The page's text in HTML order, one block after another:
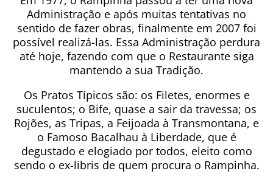
Administração e após muitas tentativas no
sentido de fazer obras, finalmente em 2007 foi
possível realizá-las. Essa Administração perdura
até hoje, fazendo com que o Restaurante siga
mantendo a sua Tradição.
Os Pratos Típicos são: os Filetes, enormes e
suculentos; o Bife, quase a sair da travessa; os
Rojões, as Tripas, a Feijoada à Transmontana, e
o Famoso Bacalhau à Liberdade, que é
degustado e elogiado por todos, eleito como
sendo o ex-libris de quem procura o Rampinha.